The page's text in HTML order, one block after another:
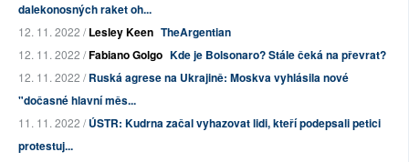
dalekonosných raket oh...
12. 11. 2022 /Lesley Keen TheArgentian
12. 11. 2022 /Fabiano Golgo Kde je Bolsonaro? Stále čeká na převrat?
12. 11. 2022 /Ruská agrese na Ukrajině: Moskva vyhlásila nové
"dočasné hlavní měs...
11. 11. 2022 /ÚSTR: Kudrna začal vyhazovat lidi, kteří podepsali petici
protestuj...